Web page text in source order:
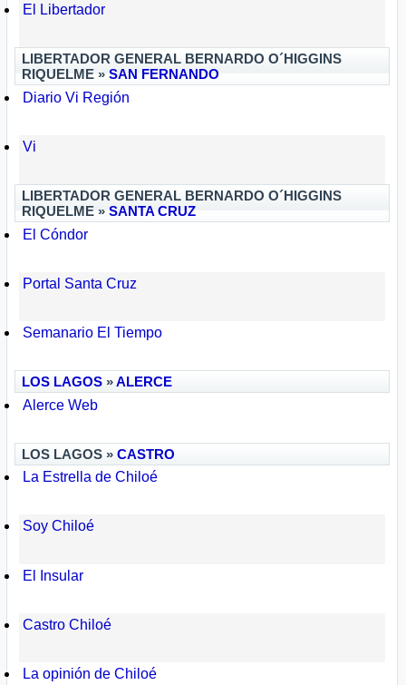
El Libertador
LIBERTADOR GENERAL BERNARDO O´HIGGINS
RIQUELME »SAN FERNANDO
Diario Vi Región
Vi
LIBERTADOR GENERAL BERNARDO O´HIGGINS
RIQUELME »SANTA CRUZ
El Cóndor
Portal Santa Cruz
Semanario El Tiempo
LOS LAGOS »ALERCE
Alerce Web
LOS LAGOS »CASTRO
La Estrella de Chiloé
Soy Chiloé
El Insular
Castro Chiloé
La opinión de Chiloé